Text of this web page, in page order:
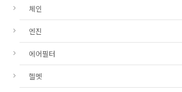
체인
엔진
에어필터
헬멧